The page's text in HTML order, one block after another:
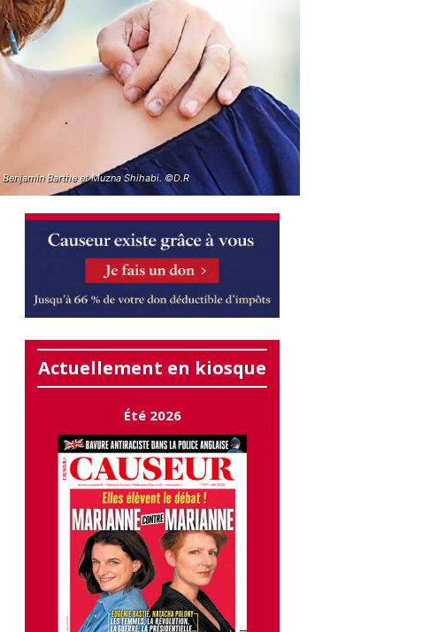
Benjamin Barthe et Muzna Shihabi. ©D.R
Actuellement en kiosque
Été 2026